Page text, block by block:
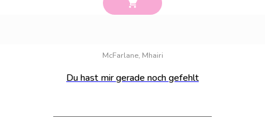
McFarlane, Mhairi
Du hast mir gerade noch gefehlt